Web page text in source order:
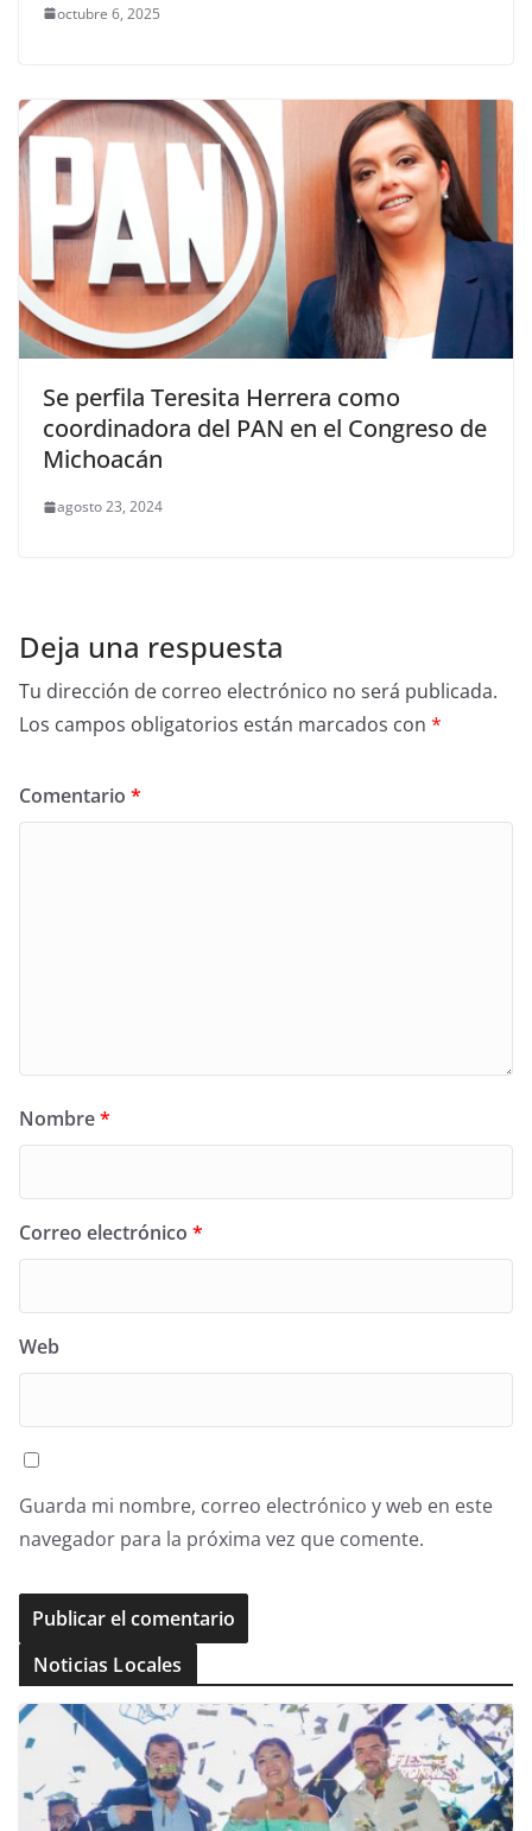
octubre 6, 2025
Se perfila Teresita Herrera como
coordinadora del PAN en el Congreso de
Michoacán
agosto 23, 2024
Deja una respuesta
Tu dirección de correo electrónico no será publicada.
Los campos obligatorios están marcados con *
Comentario *
Nombre*
Correo electrónico *
Web
Guarda mi nombre, correo electrónico y web en este
navegador para la próxima vez que comente.
Noticias Locales